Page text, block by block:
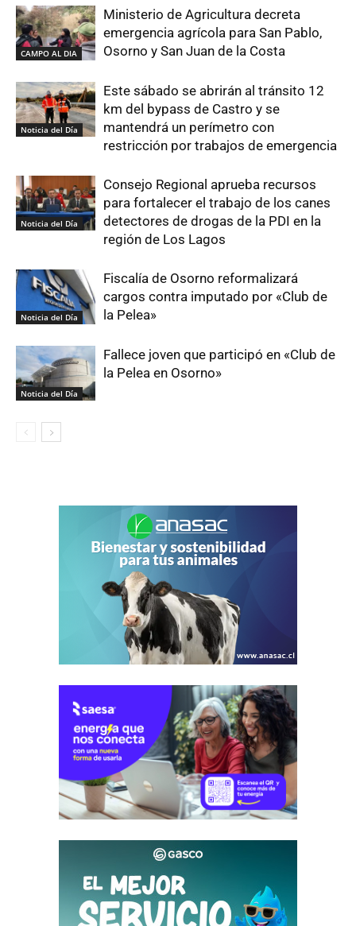
CAMPO AL DIA
Ministerio de Agricultura decreta
emergencia agrícola para San Pablo,
Osorno y San Juan de la Costa
Noticia del Día
Este sábado se abrirán al tránsito 12
km del bypass de Castro y se
mantendrá un perímetro con
restricción por trabajos de emergencia
Noticia del Día
Consejo Regional aprueba recursos
para fortalecer el trabajo de los canes
detectores de drogas de la PDI en la
región de Los Lagos
Noticia del Día
Fiscalía de Osorno reformalizará
cargos contra imputado por «Club de
la Pelea»
Noticia del Día
Fallece joven que participó en «Club de
la Pelea en Osorno»